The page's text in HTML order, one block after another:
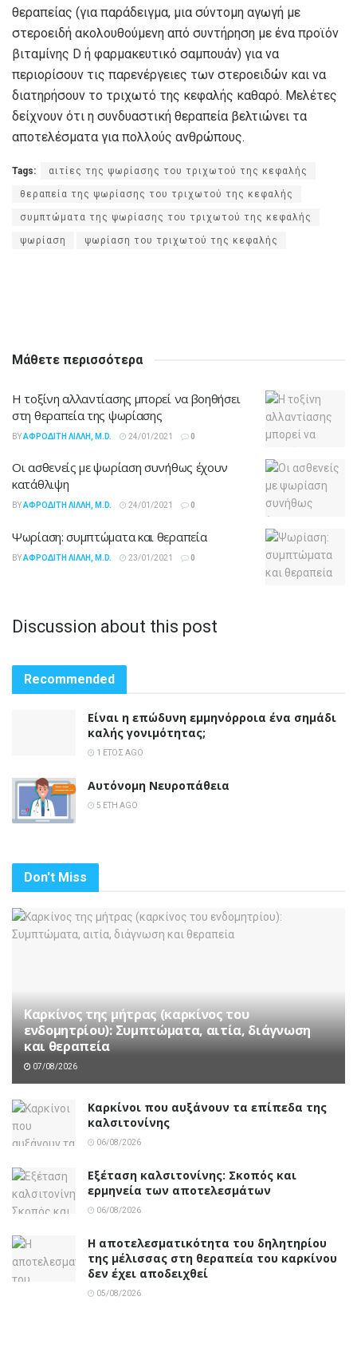
θεραπείας (για παράδειγμα, μια σύντομη αγωγή με
στεροειδή ακολουθούμενη από συντήρηση με ένα προϊόν
βιταμίνης D ή φαρμακευτικό σαμπουάν) για να
περιορίσουν τις παρενέργειες των στεροειδών και να
διατηρήσουν το τριχωτό της κεφαλής καθαρό. Μελέτες
δείχνουν ότι η συνδυαστική θεραπεία βελτιώνει τα
αποτελέσματα για πολλούς ανθρώπους.
Tags: αιτίες της ψωρίασης του τριχωτού της κεφαλής
θεραπεία της ψωρίασης του τριχωτού της κεφαλής
συμπτώματα της ψωρίασης του τριχωτού της κεφαλής
ψωρίαση ψωρίαση του τριχωτού της κεφαλής
Μάθετε περισσότερα
Η τοξίνη αλλαντίασης μπορεί να βοηθήσει
στη θεραπεία της ψωρίασης
BYΑΦΡΟΔΊΤΗ ΛΙΛΛΉ, M.D. 24/01/2021 0
Οι ασθενείς με ψωρίαση συνήθως έχουν
κατάθλιψη
BYΑΦΡΟΔΊΤΗ ΛΙΛΛΉ, M.D. 24/01/2021 0
Ψωρίαση: συμπτώματα και θεραπεία
BYΑΦΡΟΔΊΤΗ ΛΙΛΛΉ, M.D. 23/01/2021 0
Discussion about this post
Recommended
Είναι η επώδυνη εμμηνόρροια ένα σημάδι
καλής γονιμότητας;
1 ΈΤΟΣ AGO
Αυτόνομη Νευροπάθεια
5 ΈΤΗ AGO
Don't Miss
Καρκίνος της μήτρας (καρκίνος του
ενδομητρίου): Συμπτώματα, αιτία, διάγνωση
και θεραπεία
07/08/2026
Καρκίνοι που αυξάνουν τα επίπεδα της
καλσιτονίνης
06/08/2026
Εξέταση καλσιτονίνης: Σκοπός και
ερμηνεία των αποτελεσμάτων
06/08/2026
Η αποτελεσματικότητα του δηλητηρίου
της μέλισσας στη θεραπεία του καρκίνου
δεν έχει αποδειχθεί
05/08/2026